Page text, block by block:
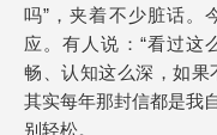
吗”，夹着不少脏话。
应。有人说：“看过这
畅、认知这么深，如果
其实每年那封信都是我
别轻松。